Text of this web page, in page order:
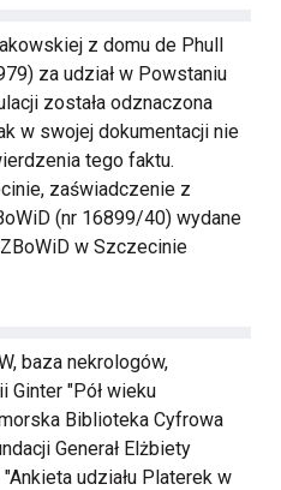
z domu de Phull
za udział w Powstaniu
została odznaczona
w swojej dokumentacji nie
tego faktu.
zaświadczenie z
(nr 16899/40) wydane
w Szczecinie
baza nekrologów,
Ginter "Pół wieku
Biblioteka Cyfrowa
Generał Elżbiety
udziału Platerek w